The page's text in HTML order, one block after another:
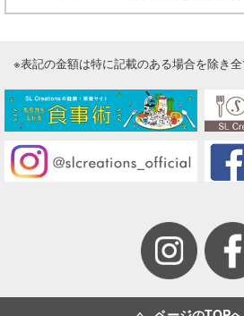
※表記の金額は特に記載のある場合を除き